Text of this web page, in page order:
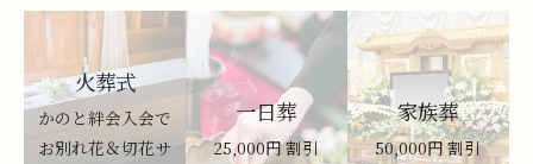
火葬式
かのと絆会入会で
お別れ花＆切花サ
一日葬
25,000円 割引
家族葬
50,000円 割引